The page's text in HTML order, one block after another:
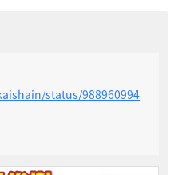
status/988960994